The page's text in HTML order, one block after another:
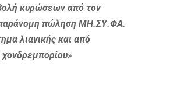
κυρώσεων από τον
πώληση ΜΗ.ΣΥ.ΦΑ.
λιανικής και από
χονδρεμπορίου»